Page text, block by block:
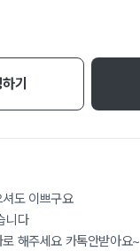
기
도 이쁘구요
니다
해주세요 카톡안받아요~